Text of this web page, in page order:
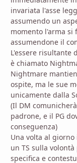
invariata l'asse
assumendo un
momento l'arma si
assumendone il
L'essere risultante
è chiamato
Nightmare
ospite, ma le sue
unicamente dalla
(Il DM
padrone, e il PG
conseguenza)
Una volta al
un TS sulla
specifica e